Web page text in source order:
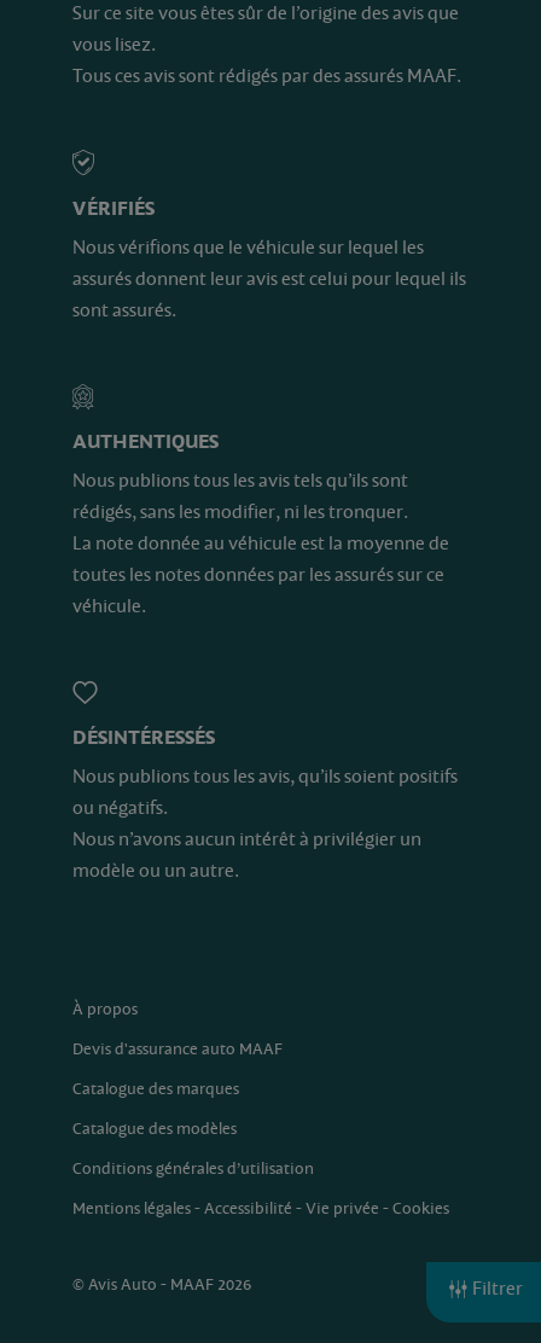
Filtrer
Sur ce site vous êtes sûr de l’origine des avis que
vous lisez.
Tous ces avis sont rédigés par des assurés MAAF.
VÉRIFIÉS
Nous vérifions que le véhicule sur lequel les
assurés donnent leur avis est celui pour lequel ils
sont assurés.
AUTHENTIQUES
Nous publions tous les avis tels qu’ils sont
rédigés, sans les modifier, ni les tronquer.
La note donnée au véhicule est la moyenne de
toutes les notes données par les assurés sur ce
véhicule.
DÉSINTÉRESSÉS
Nous publions tous les avis, qu’ils soient positifs
ou négatifs.
Nous n’avons aucun intérêt à privilégier un
modèle ou un autre.
À propos
Devis d'assurance auto MAAF
Catalogue des marques
Catalogue des modèles
Conditions générales d’utilisation
Mentions légales-Accessibilité -Vie privée -Cookies
© Avis Auto - MAAF 2026